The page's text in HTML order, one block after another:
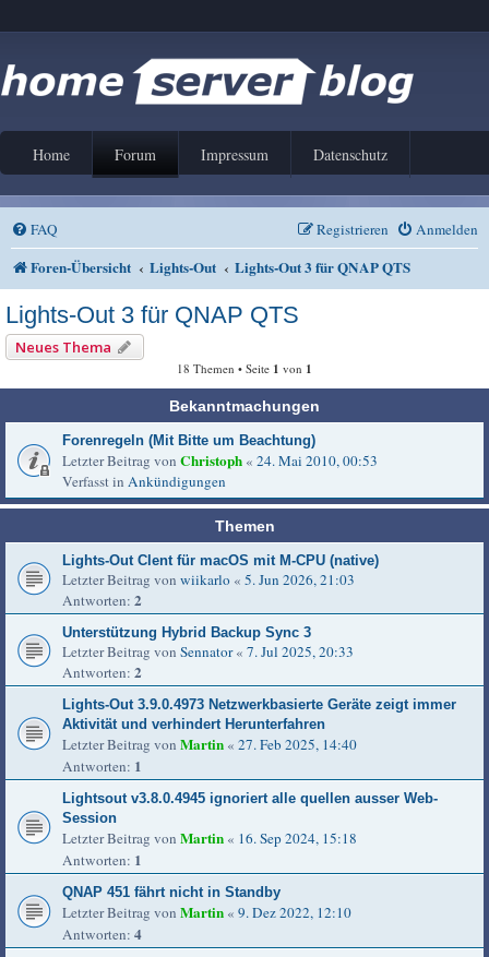
Home Forum Impressum Datenschutz
FAQ Anmelden
Registrieren
Foren-Übersicht Lights-Out Lights-Out 3 für QNAP QTS
Lights-Out 3 für QNAP QTS
Neues Thema
18 Themen • Seite 1 von 1
Bekanntmachungen
Forenregeln (Mit Bitte um Beachtung)
Letzter Beitrag von Christoph « 24. Mai 2010, 00:53
Verfasst in Ankündigungen
Themen
Lights-Out Clent für macOS mit M-CPU (native)
Letzter Beitrag von wiikarlo « 5. Jun 2026, 21:03
Antworten: 2
Unterstützung Hybrid Backup Sync 3
Letzter Beitrag von Sennator« 7. Jul 2025, 20:33
Antworten: 2
Lights-Out 3.9.0.4973 Netzwerkbasierte Geräte zeigt immer
Aktivität und verhindert Herunterfahren
Letzter Beitrag von Martin « 27. Feb 2025, 14:40
Antworten: 1
Lightsout v3.8.0.4945 ignoriert alle quellen ausser Web-
Session
Letzter Beitrag von Martin « 16. Sep 2024, 15:18
Antworten: 1
QNAP 451 fährt nicht in Standby
Letzter Beitrag von Martin « 9. Dez 2022, 12:10
Antworten: 4